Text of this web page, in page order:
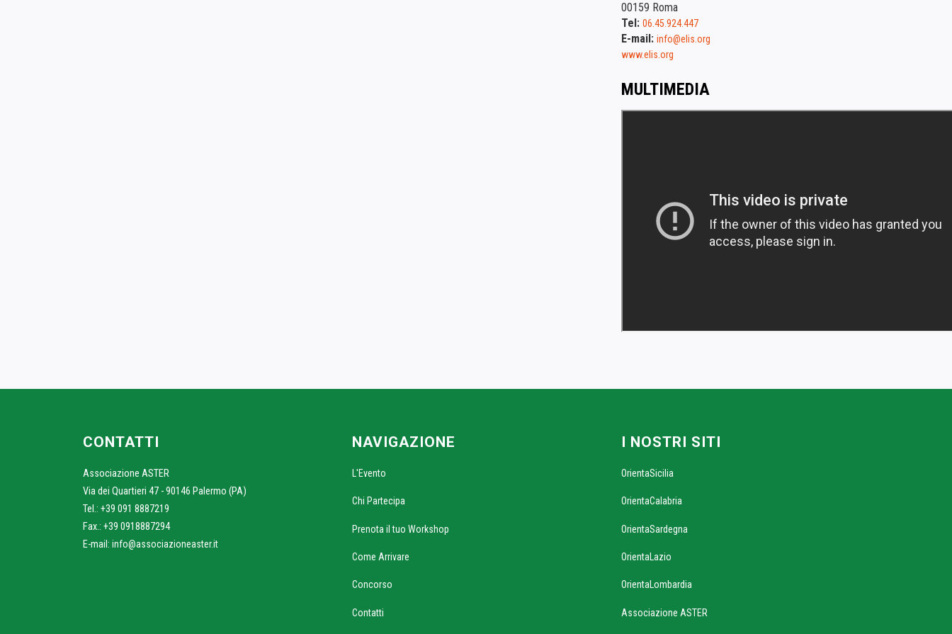
00159 Roma
Tel: 06.45.924.447
E-mail: info@elis.org
www.elis.org
MULTIMEDIA
CONTATTI
Associazione ASTER
Via dei Quartieri 47 - 90146 Palermo (PA)
Tel.: +39 091 8887219
Fax.: +39 0918887294
E-mail: info@associazioneaster.it
NAVIGAZIONE
L'Evento
Chi Partecipa
Prenota il tuo Workshop
Come Arrivare
Concorso
Contatti
I NOSTRI SITI
OrientaSicilia
OrientaCalabria
OrientaSardegna
OrientaLazio
OrientaLombardia
Associazione ASTER